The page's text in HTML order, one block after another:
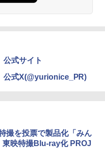
式サイト
公式X(@yurionice_PR)
撮を投票で製品化「みん
東映特撮Blu-ray化 PROJ